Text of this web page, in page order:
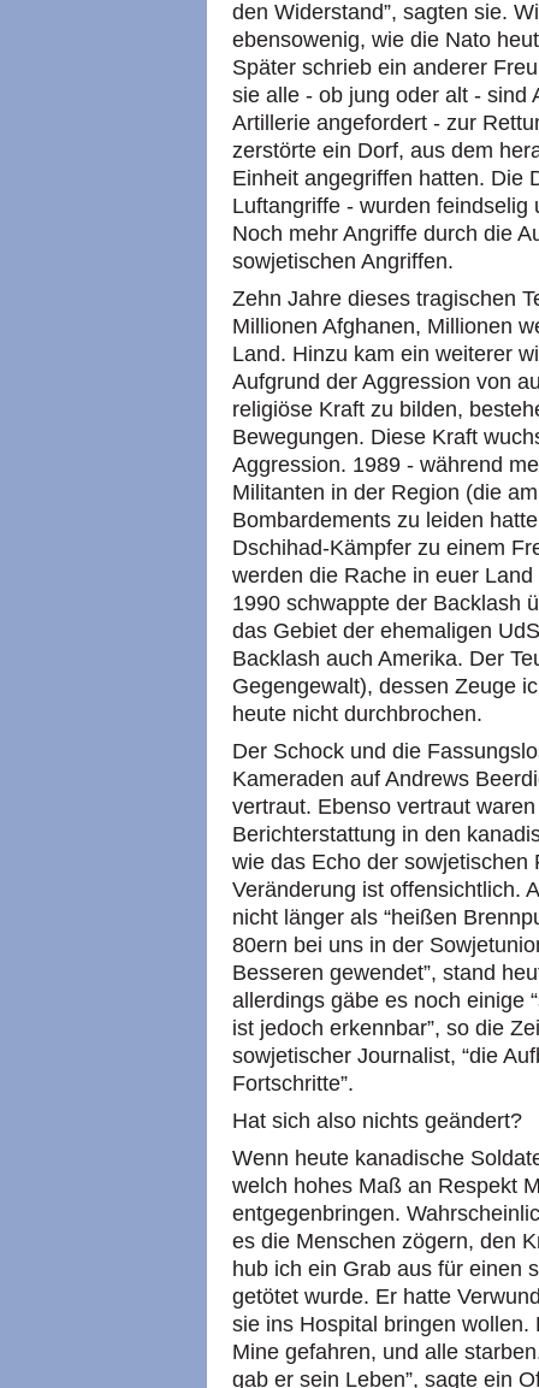
den Widerstand”, sagten sie.
ebensowenig, wie die Nato
Später schrieb ein anderer
sie alle - ob jung oder alt - sind
Artillerie angefordert - zur
zerstörte ein Dorf, aus dem
Einheit angegriffen hatten. Die
Luftangriffe - wurden
Noch mehr Angriffe durch die
sowjetischen Angriffen.
Zehn Jahre dieses tragischen
Millionen Afghanen, Millionen
Land. Hinzu kam ein weiterer
Aufgrund der Aggression von
religiöse Kraft zu bilden,
Bewegungen. Diese Kraft
Aggression. 1989 - während
Militanten in der Region (die
Bombardements zu leiden
Dschihad-Kämpfer zu einem
werden die Rache in euer
1990 schwappte der Backlash
das Gebiet der ehemaligen
Backlash auch Amerika. Der
Gegengewalt), dessen Zeuge
heute nicht durchbrochen.
Der Schock und die
Kameraden auf Andrews
vertraut. Ebenso vertraut
Berichterstattung in den
wie das Echo der sowjetischen
Veränderung ist offensichtlich.
nicht länger als “heißen
80ern bei uns in der
Besseren gewendet”, stand
allerdings gäbe es noch einige
ist jedoch erkennbar”, so die
sowjetischer Journalist, “die
Fortschritte”.
Hat sich also nichts geändert?
Wenn heute kanadische
welch hohes Maß an Respekt
entgegenbringen.
es die Menschen zögern, den
hub ich ein Grab aus für einen
getötet wurde. Er hatte
sie ins Hospital bringen
Mine gefahren, und alle
gab er sein Leben”, sagte ein